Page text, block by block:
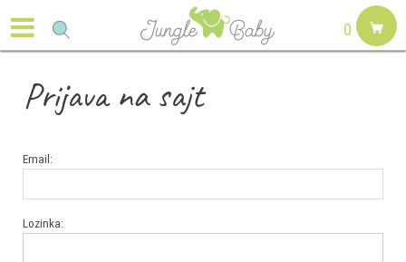
0
Prijava na sajt
Email:
Lozinka: